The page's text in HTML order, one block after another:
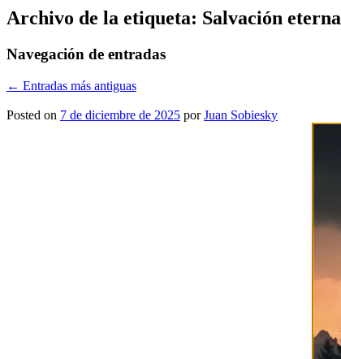
Archivo de la etiqueta: Salvación eterna
Navegación de entradas
← Entradas más antiguas
Posted on 7 de diciembre de 2025 porJuan Sobiesky